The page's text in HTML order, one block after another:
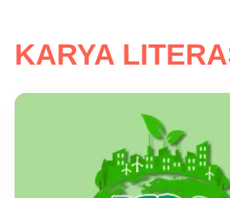
KARYA